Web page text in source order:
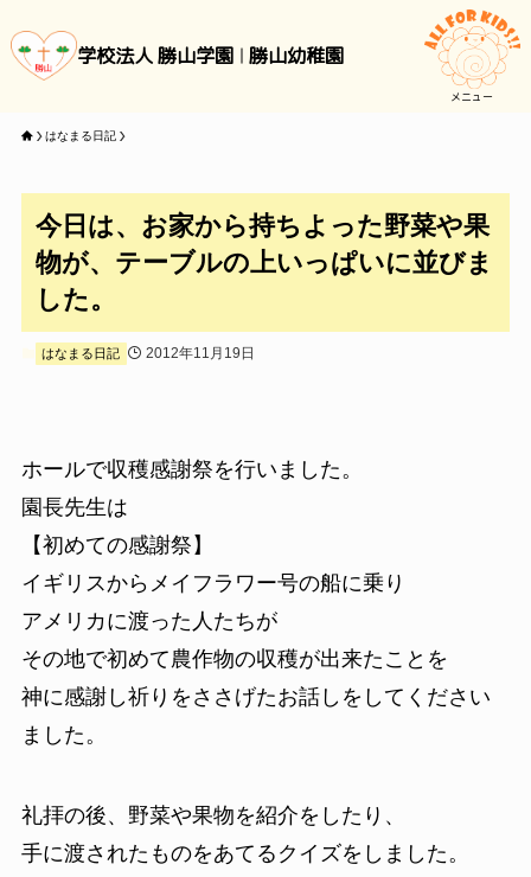
学校法人 勝山学園 勝山幼稚園
メニュー
はなまる日記
今日は、お家から持ちよった野菜や果
物が、テーブルの上いっぱいに並びま
した。
はなまる日記 2012年11月19日
ホールで収穫感謝祭を行いました。
園長先生は
【初めての感謝祭】
イギリスからメイフラワー号の船に乗り
アメリカに渡った人たちが
その地で初めて農作物の収穫が出来たことを
神に感謝し祈りをささげたお話しをしてください
ました。
礼拝の後、野菜や果物を紹介をしたり、
手に渡されたものをあてるクイズをしました。